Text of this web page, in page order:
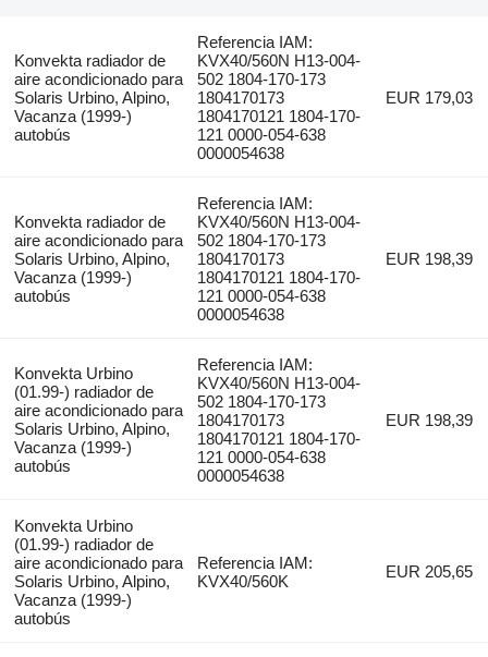
Konvekta radiador de
aire acondicionado para
Solaris Urbino, Alpino,
Vacanza (1999-)
autobús
Referencia IAM:
KVX40/560N H13-004-
502 1804-170-173
1804170173
1804170121 1804-170-
121 0000-054-638
0000054638
EUR 179,03
Konvekta radiador de
aire acondicionado para
Solaris Urbino, Alpino,
Vacanza (1999-)
autobús
Referencia IAM:
KVX40/560N H13-004-
502 1804-170-173
1804170173
1804170121 1804-170-
121 0000-054-638
0000054638
EUR 198,39
Konvekta Urbino
(01.99-) radiador de
aire acondicionado para
Solaris Urbino, Alpino,
Vacanza (1999-)
autobús
Referencia IAM:
KVX40/560N H13-004-
502 1804-170-173
1804170173
1804170121 1804-170-
121 0000-054-638
0000054638
EUR 198,39
Konvekta Urbino
(01.99-) radiador de
aire acondicionado para
Solaris Urbino, Alpino,
Vacanza (1999-)
autobús
Referencia IAM:
KVX40/560K
EUR 205,65